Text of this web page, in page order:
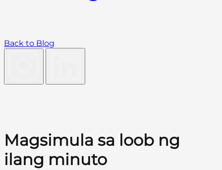
Back to Blog
Magsimula sa loob ng
ilang minuto